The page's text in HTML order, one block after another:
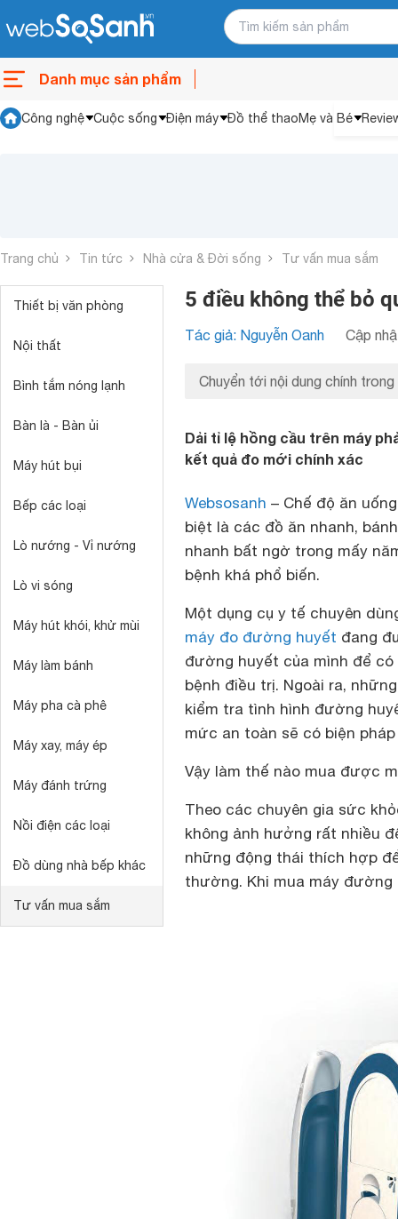
Danh mục sản phẩm
Công nghệ Cuộc sống Điện máy Đồ thể thaoMẹ và Bé
Trang chủ Tin tức Nhà cửa & Đời sống Tư vấn mua sắm
Thiết bị văn phòng
Nội thất
Bình tắm nóng lạnh
Bàn là - Bàn ủi
Máy hút bụi
Bếp các loại
Lò nướng - Vỉ nướng
Lò vi sóng
Máy hút khói, khử mùi
Máy làm bánh
Máy pha cà phê
Máy xay, máy ép
Máy đánh trứng
Nồi điện các loại
Đồ dùng nhà bếp khác
Tư vấn mua sắm
5 điều không thể bỏ
Tác giả: Nguyễn Oanh Cập
Chuyển tới nội dung chính trong
Dải tỉ lệ hồng cầu trên máy
kết quả đo mới chính xác
Websosanh – Chế độ ăn
biệt là các đồ ăn nhanh,
nhanh bất ngờ trong mấy
bệnh khá phổ biến.
Một dụng cụ y tế chuyên
máy đo đường huyết đang
đường huyết của mình để
bệnh điều trị. Ngoài ra,
kiểm tra tình hình đường
mức an toàn sẽ có biện
Vậy làm thế nào mua được
Theo các chuyên gia sức
không ảnh hưởng rất nhiều
những động thái thích hợp
thường. Khi mua máy